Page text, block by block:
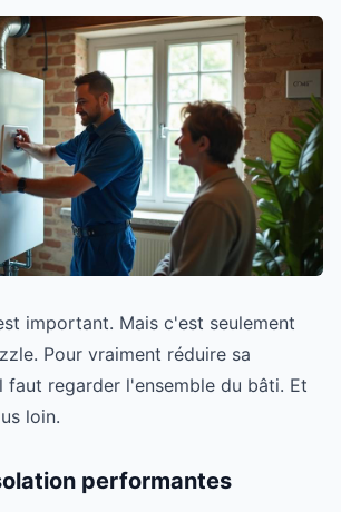
important. Mais c'est seulement
Pour vraiment réduire sa
faut regarder l'ensemble du bâti. Et
loin.
performantes